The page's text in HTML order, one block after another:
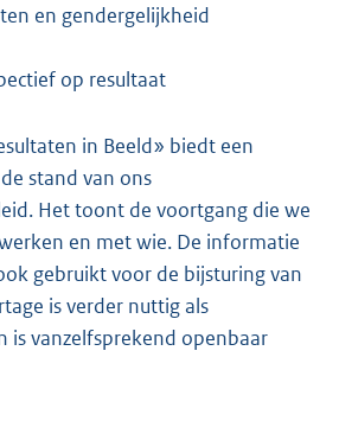
en gendergelijkheid
op resultaat
in Beeld» biedt een
stand van ons
Het toont de voortgang die we
en met wie. De informatie
gebruikt voor de bijsturing van
is verder nuttig als
is vanzelfsprekend openbaar